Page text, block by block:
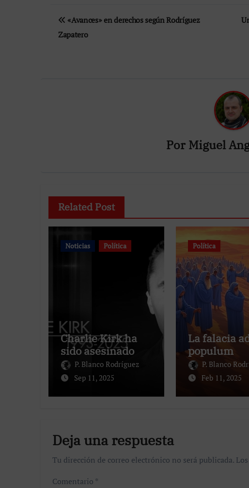
Navegación
de
«Avances» en derechos según Rodríguez
Zapatero
Por Miguel
Related Post
Noticias Política
Charlie Kirk ha
sido asesinado
P. Blanco Rodríguez
Sep 11, 2025
Política
La falacia
populum
P. Blanco
Feb 11, 2025
Deja una respuesta
Tu dirección de correo electrónico no será publicada.
Comentario *